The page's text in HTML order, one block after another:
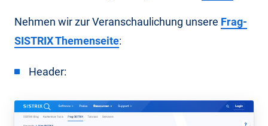
Nehmen wir zur Veranschaulichung unsere Frag-
SISTRIX Themenseite:
Header: